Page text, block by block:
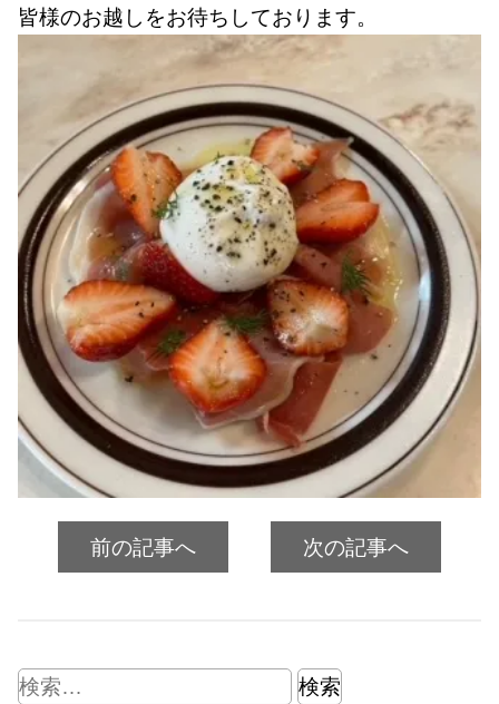
皆様のお越しをお待ちしております。
前の記事へ 次の記事へ
検